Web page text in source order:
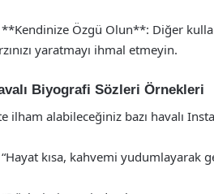
Özgü Olun**: Diğer
yaratmayı ihmal etmeyin.
Biyografi Sözleri Örnekleri
ilham alabileceğiniz bazı havalı
kısa, kahvemi yudumlayarak